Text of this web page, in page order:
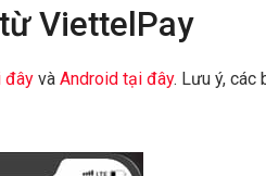
ViettelPay
đây và Android tại đây. Lưu ý, các